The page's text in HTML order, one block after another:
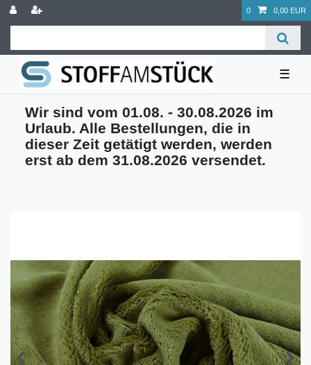
0 0,00 EUR
☰
Wir sind vom 01.08. - 30.08.2026 im
Urlaub. Alle Bestellungen, die in
dieser Zeit getätigt werden, werden
erst ab dem 31.08.2026 versendet.